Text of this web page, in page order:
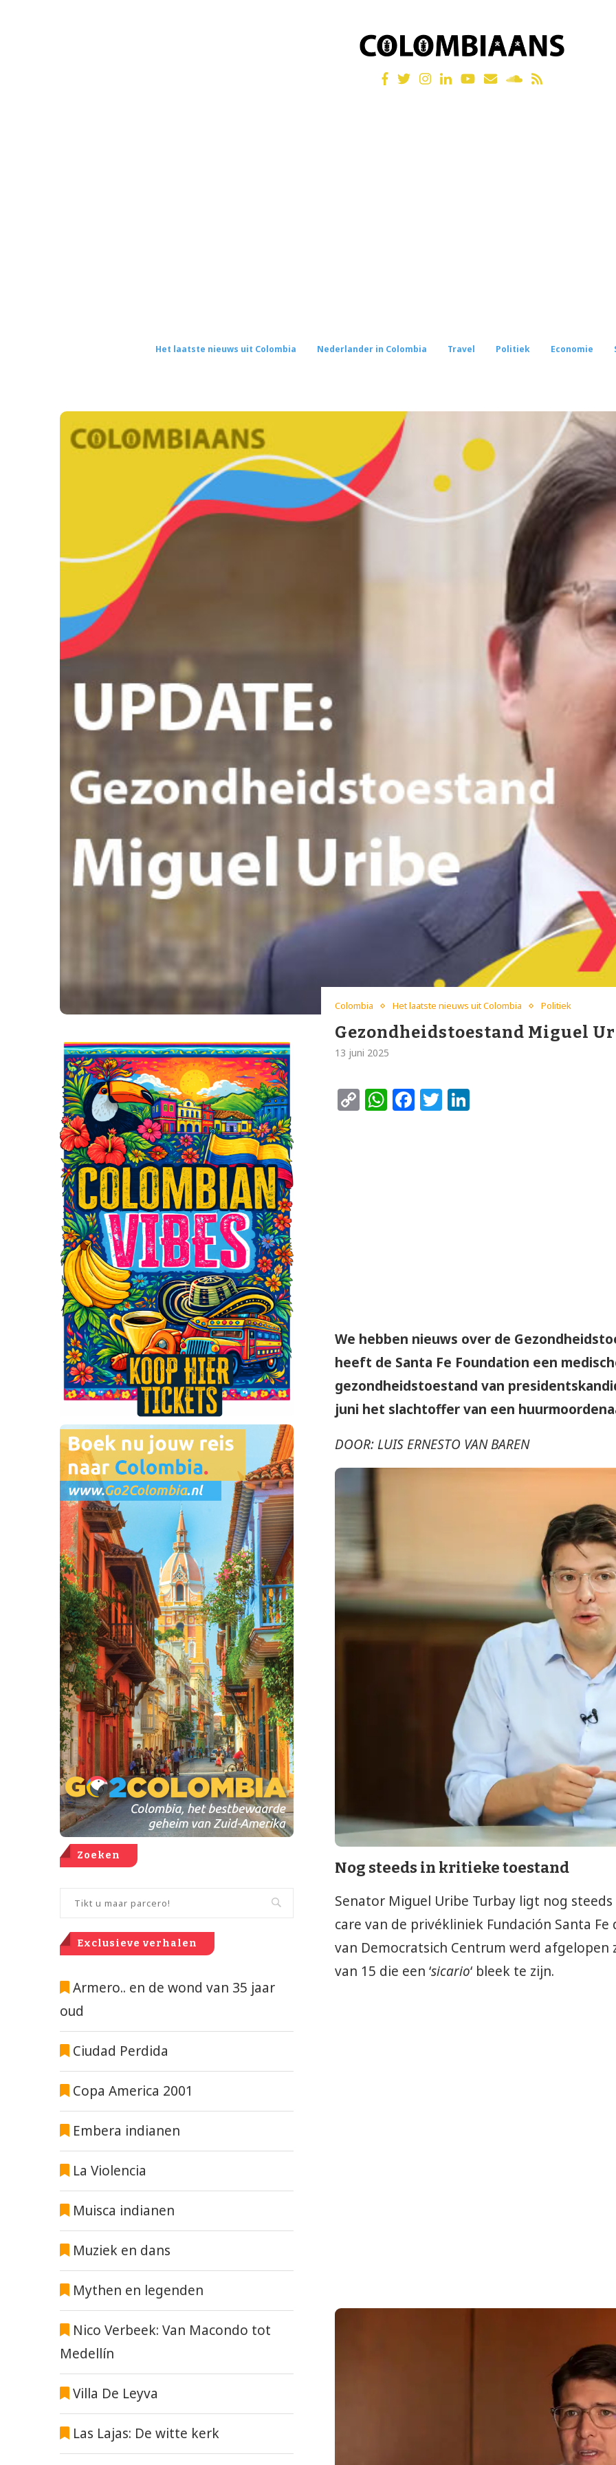
Het laatste nieuws uit Colombia Nederlander in Colombia Travel Politiek Economie
Colombia Het laatste nieuws uit Colombia Politiek
Gezondheidstoestand Miguel
13 juni 2025
CopyWhatsApp
Facebook
Twitter
We hebben nieuws over de
heeft de Santa Fe Foundation een
gezondheidstoestand van
juni het slachtoffer van een
DOOR: LUIS ERNESTO VAN BAREN
Nog steeds in kritieke toestand
Senator Miguel Uribe Turbay ligt nog
care van de privékliniek Fundación Santa
van Democratsich Centrum werd
van 15 die een ‘sicario‘ bleek te zijn.
Zoeken
Exclusieve verhalen
Armero.. en de wond van 35 jaar
oud
Ciudad Perdida
Copa America 2001
Embera indianen
La Violencia
Muisca indianen
Muziek en dans
Mythen en legenden
Nico Verbeek: Van Macondo tot
Medellín
Villa De Leyva
Las Lajas: De witte kerk